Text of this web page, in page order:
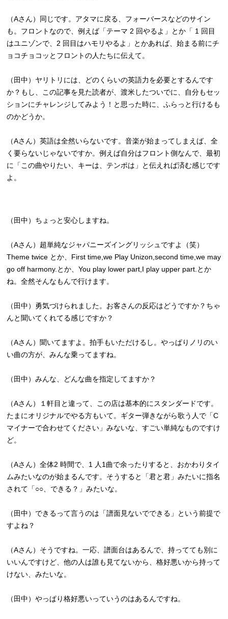
（Aさん）同じです。アタマに戻る、フォーバースなどのサイン
も。フロントなので、例えば「テーマ 2 回やるよ」とか「 1 回目
はユニゾンで、2 回目はハモリやるよ」とかあれば、始まる前にチ
ョコチョコッとフロントの人たちに伝えて。
（田中）ヤリトリには、どのくらいの英語力を必要とするんです
か？もし、この記事を見た読者が、渡米したついでに、自分もセッ
ションにチャレンジしてみよう！と思った時に、ふらっと行けるも
のかどうか。
（Aさん）英語は全然いらないです。音楽が始まってしまえば、全
く要らないじゃないですか。例えば自分はフロント側なんで、最初
に「この曲やりたい、キーは、テンポは」と伝えれば済む感じです
よ。
（田中）ちょっと安心しますね。
（Aさん）超単純なジャパニーズイングリッシュですよ（笑）
Theme twice とか、First time,we Play Unizon,second time,we may
go off harmony.とか、You play lower part,I play upper part.とか
ね。全然そんなもんで行けます。
（田中）勇気づけられました。お客さんの反応はどうですか？ちゃ
んと聞いてくれてる感じですか？
（Aさん）聞いてますよ。拍手もいただけるし。やっぱりノリのい
い曲の方が、みんな乗ってますね。
（田中）みんな、どんな曲を指定してますか？
（Aさん）１軒目と違って、この店は基本的にスタンダードです。
たまにオリジナルでやる方もいて。ギター弾きながら歌う人で「C
マイナーで合わせてください」みないな、すごい単純なものですけ
ど。
（Aさん）全体2 時間で、1 人1曲で余ったりすると、おかわりタイ
ムみたいなのが始まるんです。そうすると「君と君」みたいに指名
されて「○○、できる？」みたいな。
（田中）できるって言うのは「譜面見ないでできる」という前提で
すよね？
（Aさん）そうですね。一応、譜面台はあるんで、持ってても別に
いいんですけど、他の人は誰も見てないから、格好悪いから持って
けない、みたいな。
（田中）やっぱり格好悪いっていうのはあるんですね。